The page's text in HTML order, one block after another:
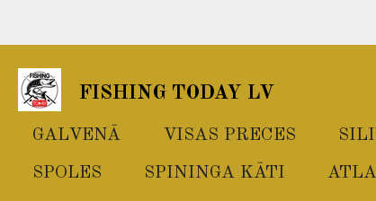
to
main
content
FISHING TODAY LV
GALVENĀ VISAS PRECES
SPOLES SPININGA KĀTI